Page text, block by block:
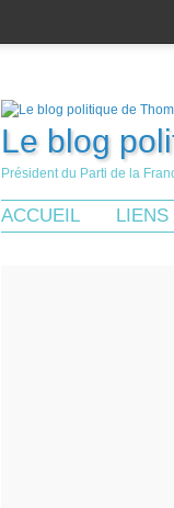
Le blog
Président du Parti de la
ACCUEIL LIENS